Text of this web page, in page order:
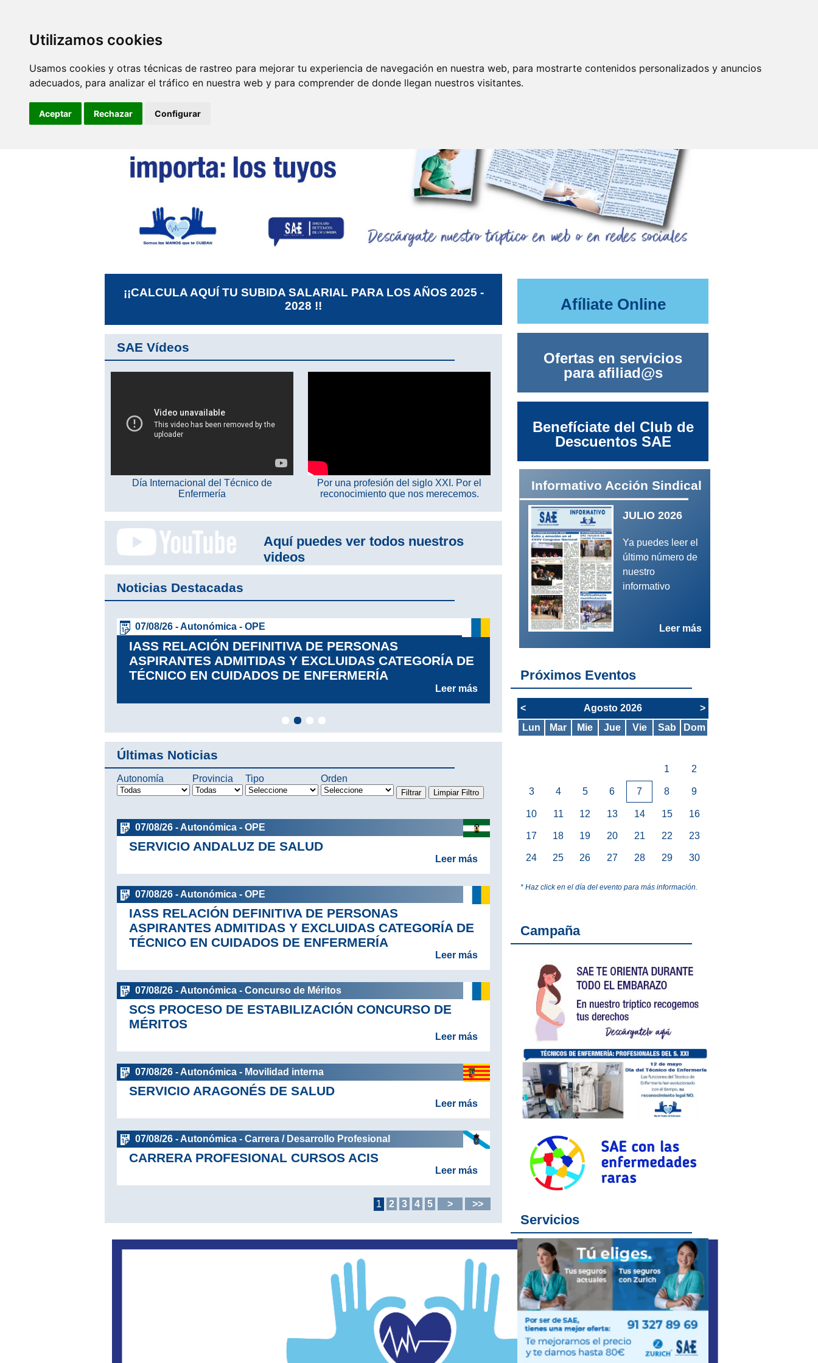
Utilizamos cookies
Usamos cookies y otras técnicas de rastreo para mejorar tu experiencia de navegación en nuestra web, para mostrarte contenidos personalizados y anuncios
adecuados, para analizar el tráfico en nuestra web y para comprender de donde llegan nuestros visitantes.
Aceptar Rechazar Configurar
¡¡CALCULA AQUÍ TU SUBIDA SALARIAL PARA LOS AÑOS 2025 -
2028 !!
SAE Vídeos
Día Internacional del Técnico de
Enfermería
Por una profesión del siglo XXI. Por el
reconocimiento que nos merecemos.
Aquí puedes ver todos nuestros
videos
Noticias Destacadas
07/08/26 - Autonómica - OPE
IASS RELACIÓN DEFINITIVA DE PERSONAS
ASPIRANTES ADMITIDAS Y EXCLUIDAS CATEGORÍA DE
TÉCNICO EN CUIDADOS DE ENFERMERÍA
Leer más
07/08/26 - Autonómica - Concurso de Méritos
SCS PROCESO DE ESTABILIZACIÓN
Últimas Noticias
Autonomía Provincia Tipo Orden
07/08/26 - Autonómica - OPE
SERVICIO ANDALUZ DE SALUD
Leer más
07/08/26 - Autonómica - OPE
IASS RELACIÓN DEFINITIVA DE PERSONAS
ASPIRANTES ADMITIDAS Y EXCLUIDAS CATEGORÍA DE
TÉCNICO EN CUIDADOS DE ENFERMERÍA
Leer más
07/08/26 - Autonómica - Concurso de Méritos
SCS PROCESO DE ESTABILIZACIÓN CONCURSO DE
MÉRITOS
Leer más
07/08/26 - Autonómica - Movilidad interna
SERVICIO ARAGONÉS DE SALUD
Leer más
07/08/26 - Autonómica - Carrera / Desarrollo Profesional
CARRERA PROFESIONAL CURSOS ACIS
Leer más
1 2 3 4 5 > >>
Afíliate Online
Ofertas en servicios
para afiliad@s
Benefíciate del Club de
Descuentos SAE
Informativo Acción Sindical
JULIO 2026
Ya puedes leer el
último número de
nuestro
informativo
Leer más
Próximos Eventos
< Agosto 2026
>
Lun
Mar Mie Jue Vie Sab Dom
1 2
3 4 5 6 7 8 9
10 11 12 13 14 15 16
17 18 19 20 21 22 23
24 25 26 27 28 29 30
* Haz click en el día del evento para más información.
Campaña
Servicios